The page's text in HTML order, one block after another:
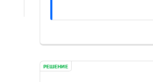
РЕШЕНИЕ